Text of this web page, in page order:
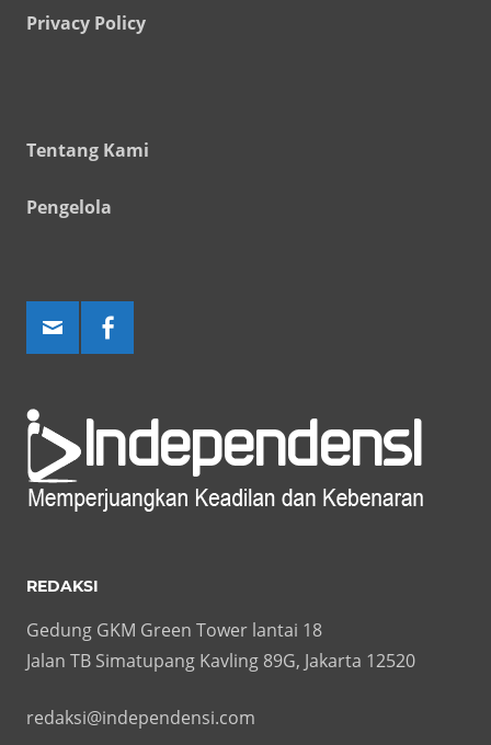
Privacy Policy
Tentang Kami
Pengelola
REDAKSI
Gedung GKM Green Tower lantai 18
Jalan TB Simatupang Kavling 89G, Jakarta 12520
redaksi@independensi.com